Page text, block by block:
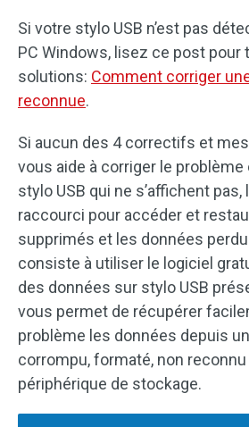
Si votre stylo USB n’est pas
PC Windows, lisez ce post pour
solutions: Comment corriger
reconnue.
Si aucun des 4 correctifs et
vous aide à corriger le
stylo USB qui ne s’affichent
raccourci pour accéder et
supprimés et les données
consiste à utiliser le logiciel
des données sur stylo USB
vous permet de récupérer
problème les données depuis
corrompu, formaté, non
périphérique de stockage.